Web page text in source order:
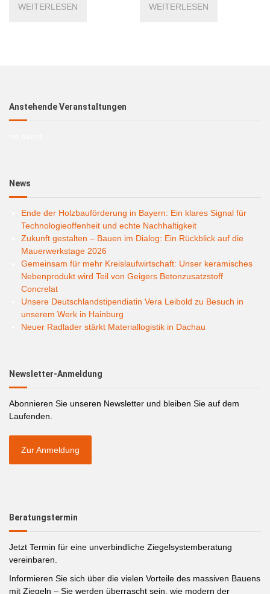
WEITERLESEN WEITERLESEN
Anstehende Veranstaltungen
News
Ende der Holzbauförderung in Bayern: Ein klares Signal für
Technologieoffenheit und echte Nachhaltigkeit
Zukunft gestalten – Bauen im Dialog: Ein Rückblick auf die
Mauerwerkstage 2026
Gemeinsam für mehr Kreislaufwirtschaft: Unser keramisches
Nebenprodukt wird Teil von Geigers Betonzusatzstoff
Concrelat
Unsere Deutschlandstipendiatin Vera Leibold zu Besuch in
unserem Werk in Hainburg
Neuer Radlader stärkt Materiallogistik in Dachau
Newsletter-Anmeldung
Abonnieren Sie unseren Newsletter und bleiben Sie auf dem
Laufenden.
Zur Anmeldung
Beratungstermin
Jetzt Termin für eine unverbindliche Ziegelsystemberatung
vereinbaren.
Informieren Sie sich über die vielen Vorteile des massiven Bauens
mit Ziegeln – Sie werden überrascht sein, wie modern der